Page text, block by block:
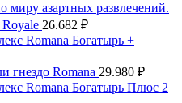
26.682 ₽
гнездо Romana 29.980 ₽